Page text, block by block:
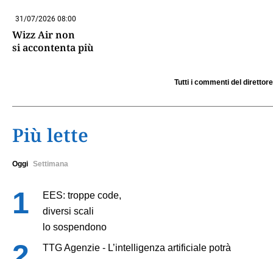
31/07/2026 08:00
Wizz Air non
si accontenta più
Tutti i commenti del direttore
Più lette
Oggi Settimana
EES: troppe code,
diversi scali
lo sospendono
TTG Agenzie - L’intelligenza artificiale potrà